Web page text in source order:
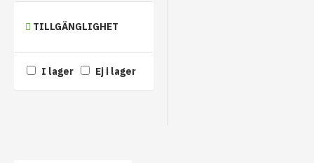
TILLGÄNGLIGHET
I lager Ej i lager